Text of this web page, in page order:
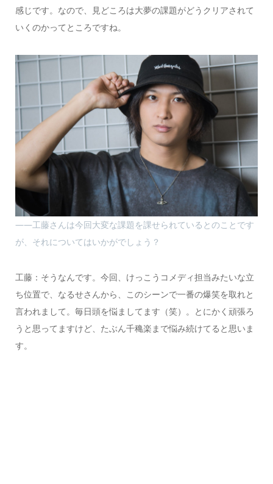
感じです。なので、見どころは大夢の課題がどうクリアされて
いくのかってところですね。
――工藤さんは今回大変な課題を課せられているとのことです
が、それについてはいかがでしょう？
工藤：そうなんです。今回、けっこうコメディ担当みたいな立
ち位置で、なるせさんから、このシーンで一番の爆笑を取れと
言われまして。毎日頭を悩ましてます（笑）。とにかく頑張ろ
うと思ってますけど、たぶん千穐楽まで悩み続けてると思いま
す。